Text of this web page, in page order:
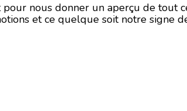
nous donner un aperçu de tout
et ce quelque soit notre signe